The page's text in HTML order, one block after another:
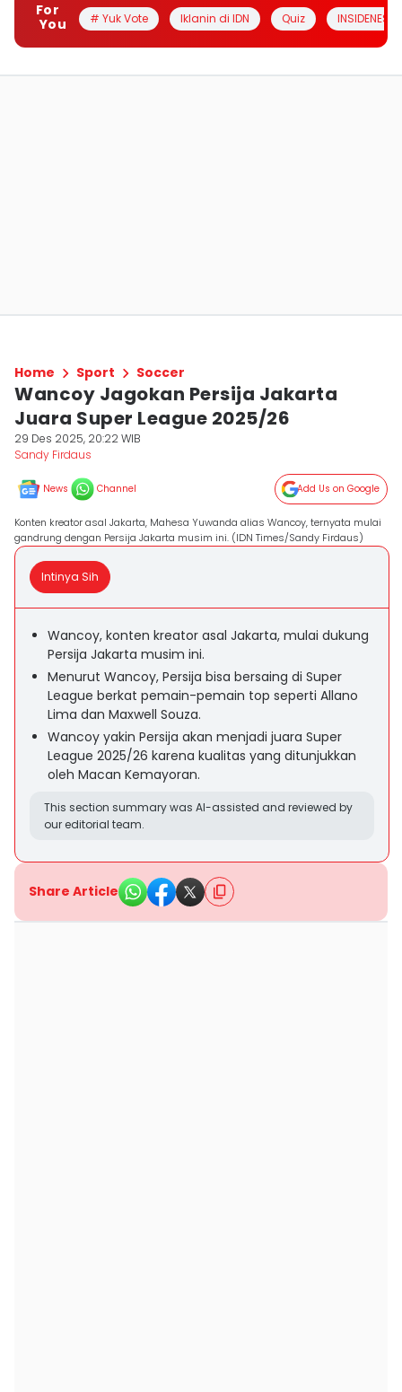
For
You
# Yuk Vote Iklanin di IDN Quiz INSIDENESIA
Home Sport Soccer
Wancoy Jagokan Persija Jakarta
Juara Super League 2025/26
29 Des 2025, 20:22 WIB
Sandy Firdaus
News Channel Add Us on Google
Konten kreator asal Jakarta, Mahesa Yuwanda alias Wancoy, ternyata mulai
gandrung dengan Persija Jakarta musim ini. (IDN Times/Sandy Firdaus)
Intinya Sih
Wancoy, konten kreator asal Jakarta, mulai dukung
Persija Jakarta musim ini.
Menurut Wancoy, Persija bisa bersaing di Super
League berkat pemain-pemain top seperti Allano
Lima dan Maxwell Souza.
Wancoy yakin Persija akan menjadi juara Super
League 2025/26 karena kualitas yang ditunjukkan
oleh Macan Kemayoran.
This section summary was AI-assisted and reviewed by
our editorial team.
Share Article